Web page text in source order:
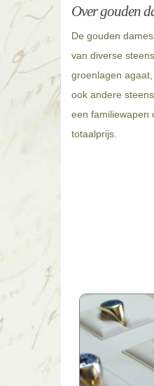
Over gouden
De gouden
van diverse
groenlagen
ook andere
een familiewapen
totaalprijs.